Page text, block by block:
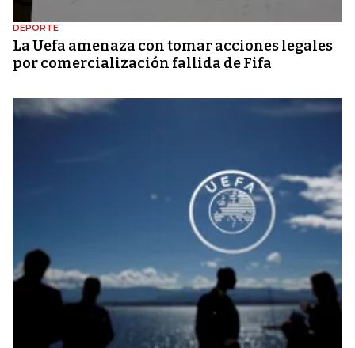
DEPORTE
La Uefa amenaza con tomar acciones legales
por comercialización fallida de Fifa